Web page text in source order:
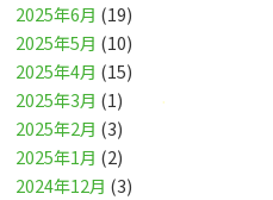
2025年6月 (19)
2025年5月 (10)
2025年4月 (15)
2025年3月 (1)
2025年2月 (3)
2025年1月 (2)
2024年12月 (3)